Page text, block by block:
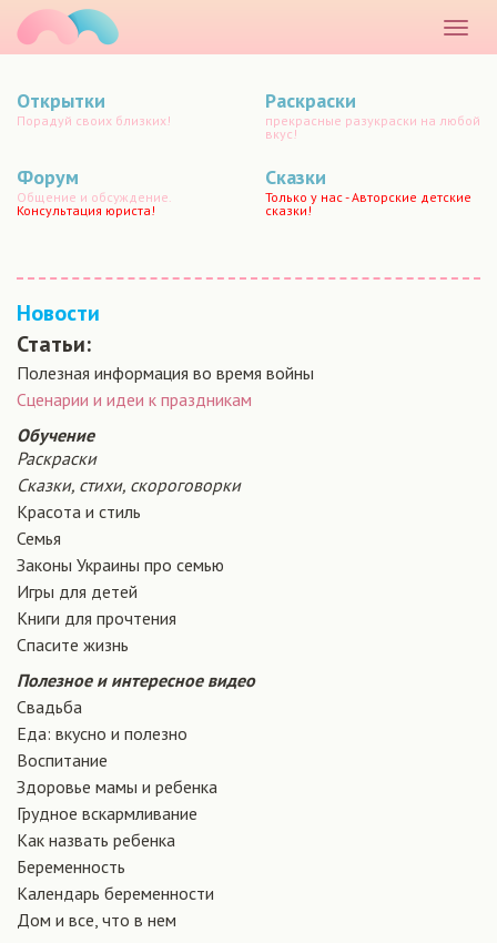
меню
Открытки
Порадуй своих близких!
Раскраски
прекрасные разукраски на любой
вкус!
Форум
Общение и обсуждение.
Консультация юриста!
Сказки
Только у нас - Авторские детские
сказки!
Новости
Статьи:
Полезная информация во время войны
Сценарии и идеи к праздникам
Обучение
Раскраски
Сказки, стихи, скороговорки
Красота и стиль
Семья
Законы Украины про семью
Игры для детей
Книги для прочтения
Спасите жизнь
Полезное и интересное видео
Свадьба
Еда: вкусно и полезно
Воспитание
Здоровье мамы и ребенка
Грудное вскармливание
Как назвать ребенка
Беременность
Календарь беременности
Дом и все, что в нем